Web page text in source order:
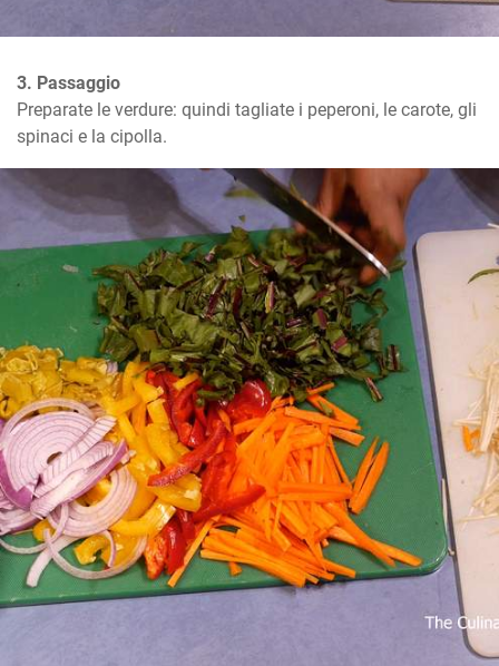
3. Passaggio
Preparate le verdure: quindi tagliate i peperoni, le carote, gli
spinaci e la cipolla.